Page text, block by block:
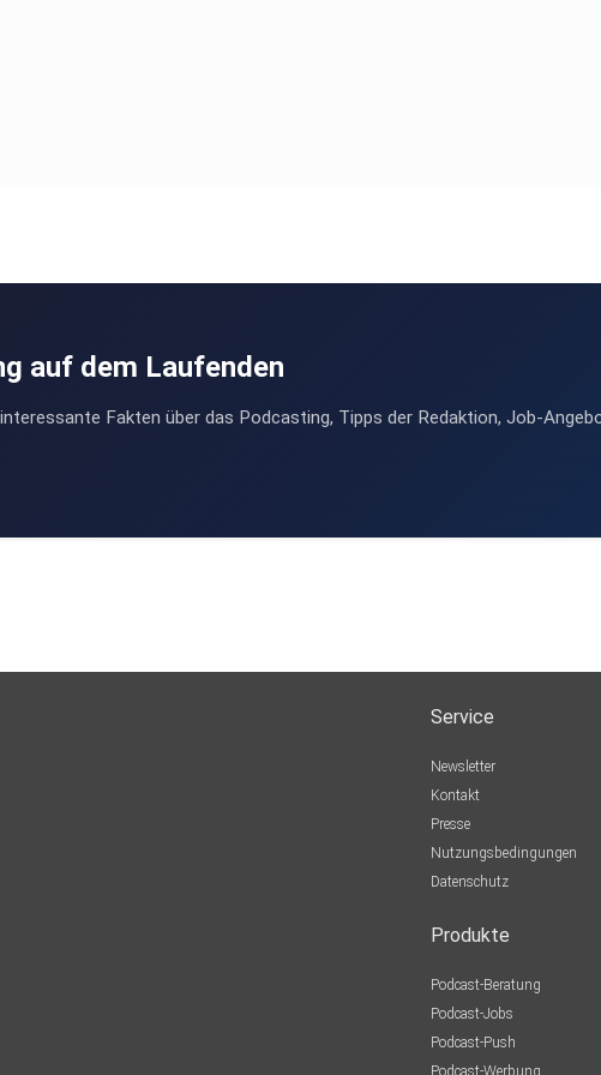
auf dem Laufenden
Fakten über das Podcasting, Tipps der Redaktion, Job-
Service
Newsletter
Kontakt
Presse
Nutzungsbedingungen
Datenschutz
Produkte
Podcast-Beratung
Podcast-Jobs
Podcast-Push
Podcast-Werbung